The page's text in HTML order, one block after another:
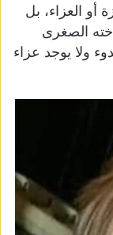
أو العزاء، بل
الصغرى
ولا يوجد عزاء